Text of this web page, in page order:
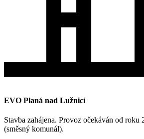
EVO Planá nad Lužnicí
Stavba zahájena. Provoz očekáván od roku
(směsný komunál).